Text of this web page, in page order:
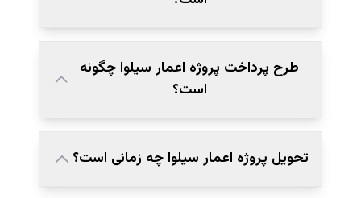
طرح پرداخت پروژه اعمار سیلوا چگونه
است؟
تحویل پروژه اعمار سیلوا چه زمانی است؟